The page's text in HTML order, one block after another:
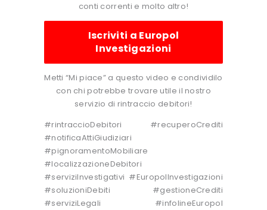
conti correnti e molto altro!
Iscriviti a Europol
Investigazioni
Metti “Mi piace” a questo video e condividilo
con chi potrebbe trovare utile il nostro
servizio di rintraccio debitori!
#rintraccioDebitori #recuperoCrediti
#notificaAttiGiudiziari
#pignoramentoMobiliare
#localizzazioneDebitori
#serviziInvestigativi #EuropolInvestigazioni
#soluzioniDebiti #gestioneCrediti
#serviziLegali #infolineEuropol